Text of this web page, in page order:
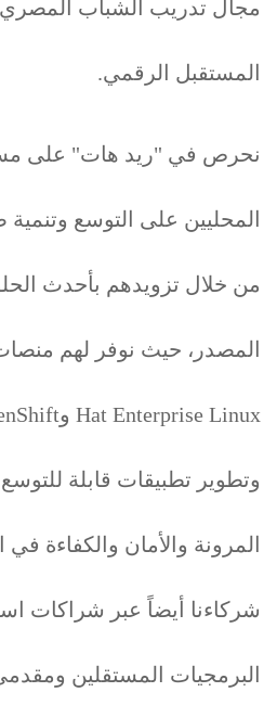
مجال تدريب الشباب
المستقبل الرقمي.
نحرص في "ريد هات" على
المحليين على التوسع وتنمية
من خلال تزويدهم بأحدث
وتطوير تطبيقات قابلة
المرونة والأمان والكفاءة في
شركاءنا أيضاً عبر شراكات
البرمجيات المستقلين